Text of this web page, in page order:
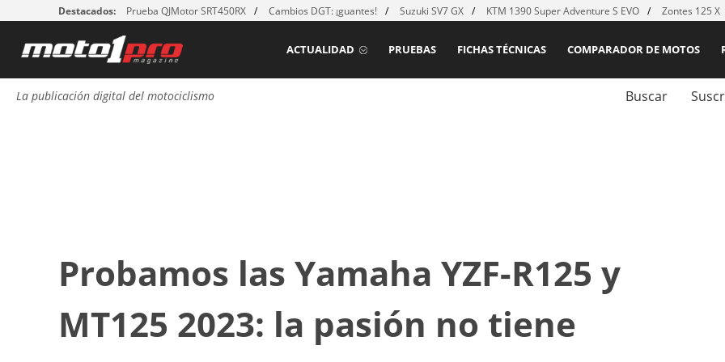
Destacados: Prueba QJMotor SRT450RX Cambios DGT: ¡guantes! Suzuki SV7 GX KTM 1390 Super Adventure S EVO Zontes 125 X
COMPARADOR DE MOTOS
FICHAS TÉCNICAS
PRUEBAS
ACTUALIDAD
La publicación digital del motociclismo Buscar
Probamos las Yamaha YZF-R125 y
MT125 2023: la pasión no tiene